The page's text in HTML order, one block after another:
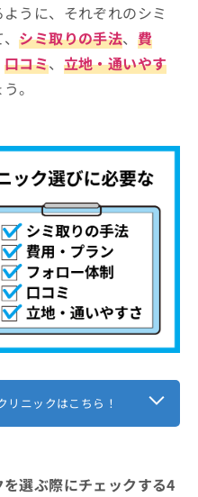
うに、それぞれのシミ
、シミ取りの手法、 費
口コミ、 立地・通いやす
。
リニックはこちら！
選ぶ際にチェックする4